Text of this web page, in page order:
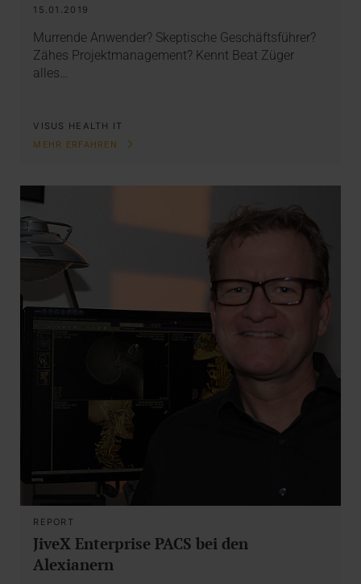
15.01.2019
Murrende Anwender? Skeptische Geschäftsführer?
Zähes Projektmanagement? Kennt Beat Züger
alles…
VISUS HEALTH IT
MEHR ERFAHREN
REPORT
JiveX Enterprise PACS bei den
Alexianern